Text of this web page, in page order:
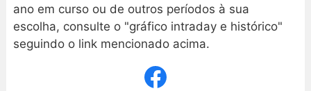
ano em curso ou de outros períodos à sua
escolha, consulte o "gráfico intraday e histórico"
seguindo o link mencionado acima.